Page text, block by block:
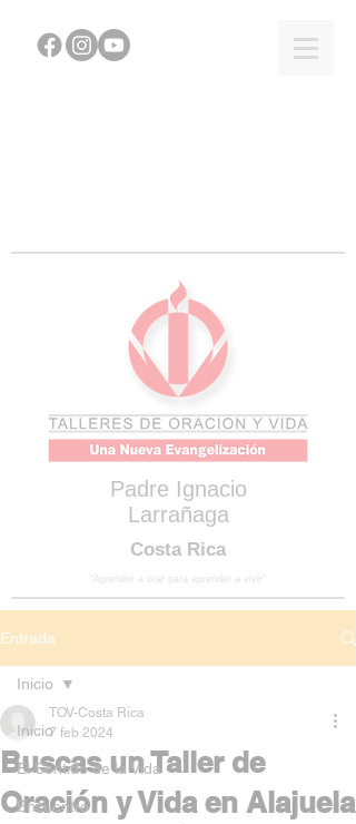
Padre Ignacio
Larrañaga
Costa Rica
“Aprender a orar para aprender a vivir”
Entrada
Inicio
El Sentido de la Vida
Encuentro
Inicio
Buscas un Taller de
Oración y Vida en Alajuela
TOV-Costa Rica
7 feb 2024